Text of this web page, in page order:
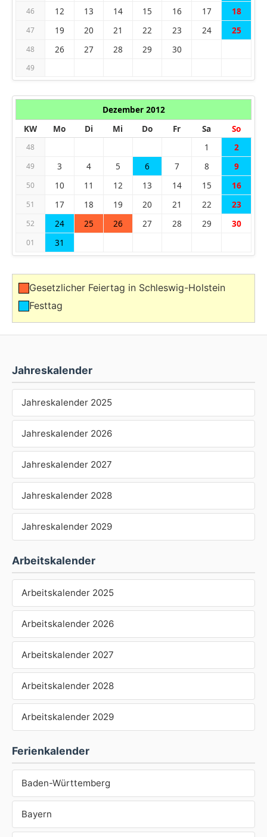
Jahreskalender
Jahreskalender 2025
Jahreskalender 2026
Jahreskalender 2027
Jahreskalender 2028
Jahreskalender 2029
Arbeitskalender
Arbeitskalender 2025
Arbeitskalender 2026
Arbeitskalender 2027
Arbeitskalender 2028
Arbeitskalender 2029
Ferienkalender
Baden-Württemberg
Bayern
46 12 13 14 15 16 17 18
47 19 20 21 22 23 24 25
48 26 27 28 29 30
49
Dezember 2012
KW
Mo Di Mi Do Fr Sa So
48 1 2
49 3 4 5 6 7 8 9
50 10 11 12 13 14 15 16
51 17 18 19 20 21 22 23
52 24 25 26 27 28 29 30
01 31
Gesetzlicher Feiertag in Schleswig-Holstein
Festtag